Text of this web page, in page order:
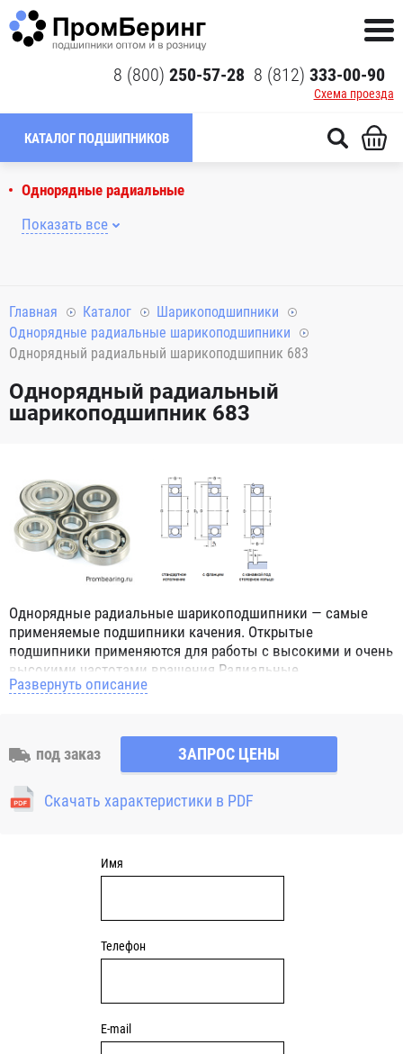
8 (800) 250-57-28 8 (812) 333-00-90
Схема проезда
КАТАЛОГ ПОДШИПНИКОВ
Однорядные радиальные
Показать все
Главная Каталог
Шарикоподшипники
Однорядные радиальные шарикоподшипники
Однорядный радиальный шарикоподшипник 683
Однорядный радиальный
шарикоподшипник 683
Однорядные радиальные шарикоподшипники — самые
применяемые подшипники качения. Открытые
подшипники применяются для работы с высокими и очень
высокими частотами вращения.Радиальные
шарикоподшипники обозначением 2Z ZZ с обеих сторон
обозначением 2RS 2RS1 2RSH 2RSR имеют с обеих сторон
контактные уплотнения из бутадиен-нитрильного каучука
(NBR) и пригодны для средних частот вращения. Также
поставляются подшипники с бесконтактными
Развернуть описание
под заказ ЗАПРОС ЦЕНЫ
Скачать характеристики в PDF
Имя
Телефон
E-mail